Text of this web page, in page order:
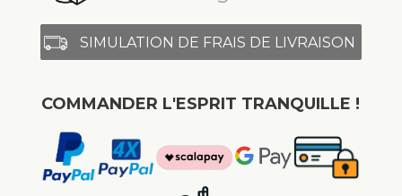
SIMULATION DE FRAIS DE LIVRAISON
COMMANDER L'ESPRIT TRANQUILLE !